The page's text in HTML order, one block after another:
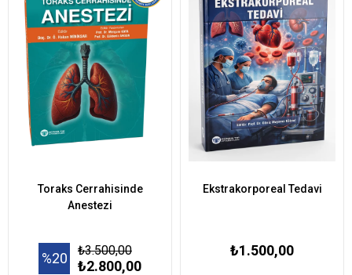
Toraks Cerrahisinde
Anestezi
%20 ₺3.500,00
₺2.800,00
Ekstrakorporeal Tedavi
₺1.500,00